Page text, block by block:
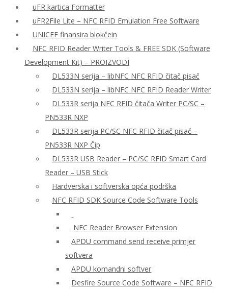
uFR kartica Formatter
uFR2File Lite – NFC RFID Emulation Free Software
UNICEF finansira blokčein
NFC RFID Reader Writer Tools & FREE SDK (Software
Development Kit) – PROIZVODI
DL533N serija – libNFC NFC RFID čitač pisač
DL533N serija – libNFC NFC RFID Reader Writer
DL533R serija NFC RFID čitača Writer PC/SC –
PN533R NXP
DL533R serija PC/SC NFC RFID čitač pisač –
PN533R NXP Čip
DL533R USB Reader – PC/SC RFID Smart Card
Reader – USB Stick
Hardverska i softverska opća podrška
NFC RFID SDK Source Code Software Tools
NFC Reader Browser Extension
APDU command send receive primjer
softvera
APDU komandni softver
Desfire Source Code Software – NFC RFID